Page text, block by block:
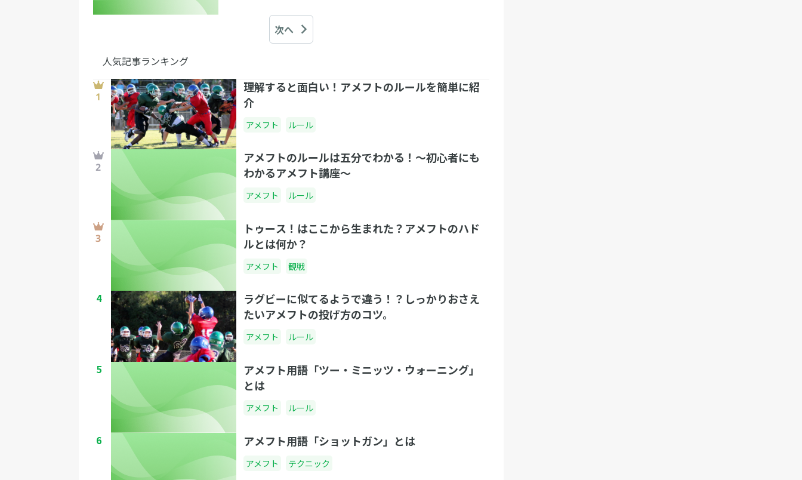
次へ
人気記事ランキング
理解すると面白い！アメフトのルールを簡単に紹
介
アメフト ルール
アメフトのルールは五分でわかる！〜初心者にも
わかるアメフト講座〜
アメフト ルール
トゥース！はここから生まれた？アメフトのハド
ルとは何か？
アメフト 観戦
4
ラグビーに似てるようで違う！？しっかりおさえ
たいアメフトの投げ方のコツ。
アメフト ルール
5
アメフト用語「ツー・ミニッツ・ウォーニング」
とは
アメフト ルール
6 アメフト用語「ショットガン」とは
アメフト テクニック